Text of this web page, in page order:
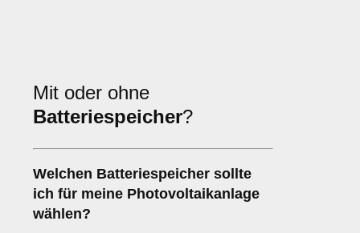
Mit oder ohne
Batteriespeicher?
Welchen Batteriespeicher sollte
ich für meine Photovoltaikanlage
wählen?